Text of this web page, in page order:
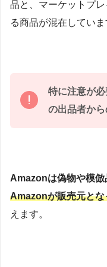
品と、マーケットプ
る商品が混在していま
特に注意が
の出品者から
Amazonは偽物や模
Amazonが販売元とな
えます。